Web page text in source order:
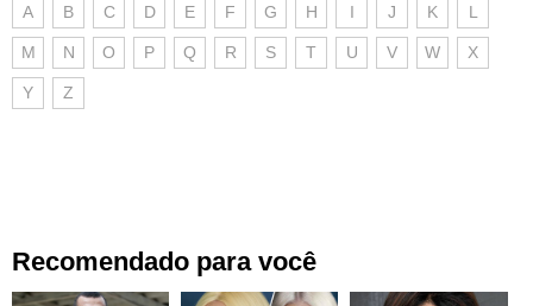
A B C D E F G H I J K L
M N O P Q R S T U V W X
Y Z
Recomendado para você